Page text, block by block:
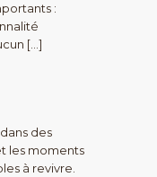
:
[…]
des
les moments
à revivre.